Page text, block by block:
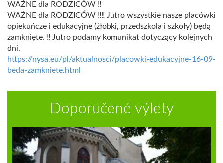
WAŻNE dla RODZICÓW ‼️
WAŻNE dla RODZICÓW ‼️‼️ Jutro wszystkie nasze placówki
opiekuńcze i edukacyjne (żłobki, przedszkola i szkoły) będą
zamknięte. ‼️ Jutro podamy komunikat dotyczący kolejnych
dni.
https://nysa.eu/pl/aktualnosci/placowki-edukacyjne-16-09-
beda-zamkniete.html
Doporučené výlety